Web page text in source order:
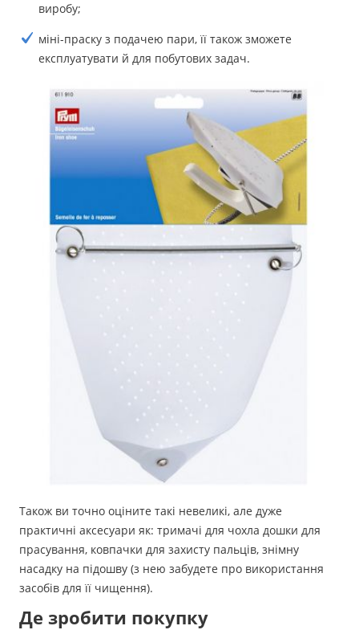
виробу;
міні-праску з подачею пари, її також зможете
експлуатувати й для побутових задач.
Також ви точно оціните такі невеликі, але дуже
практичні аксесуари як: тримачі для чохла дошки для
прасування, ковпачки для захисту пальців, знімну
насадку на підошву (з нею забудете про використання
засобів для її чищення).
Де зробити покупку